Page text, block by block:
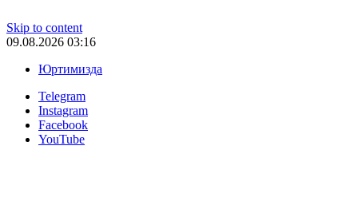
Skip to content
09.08.2026 03:16
Юртимизда
Telegram
Instagram
Facebook
YouTube